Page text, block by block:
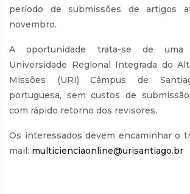
período de submissões de artigos
novembro.
A oportunidade trata-se de uma
Universidade Regional Integrada do
Missões (URI) Câmpus de
portuguesa, sem custos de
com rápido retorno dos revisores.
Os interessados devem encaminhar o
mail: multicienciaonline@urisantiago.br